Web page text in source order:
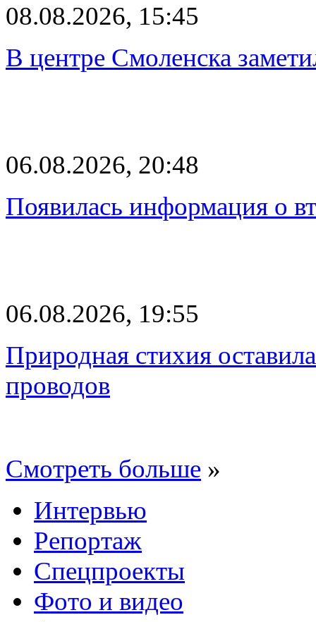
08.08.2026, 15:45
В центре Смоленска
06.08.2026, 20:48
Появилась информация о
06.08.2026, 19:55
Природная стихия
проводов
Смотреть больше »
Интервью
Репортаж
Спецпроекты
Фото и видео